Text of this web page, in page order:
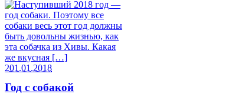
201.01.2018
Год с собакой